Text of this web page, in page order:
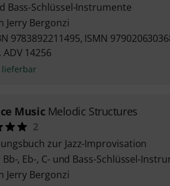
Bass-Schlüssel-Instrumente
Jerry Bergonzi
9783892211495, ISMN
ADV 14256
lieferbar
Music Melodic Structures
2
zur Jazz-Improvisation
, Eb-, C- und Bass-Schlüssel-
Jerry Bergonzi